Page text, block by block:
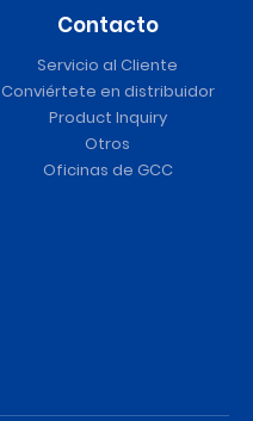
Contacto
Servicio al Cliente
Conviértete en distribuidor
Product Inquiry
Otros
Oficinas de GCC